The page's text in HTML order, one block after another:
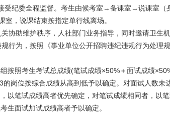
受纪委全程监督。考生由候考室→备课室→说课室
室，说课结束按指定单行线离场。
协助维护秩序，人社部门业务指导，同时邀请卫生
行为，按照《事业单位公开招聘违纪违规行为处理
按照考生考试总成绩(笔试成绩×50%＋面试成绩
岗位按综合成绩从高到低予以确定。对面试人数
以笔试成绩高者优先确定，对笔试成绩相同者，以
生面试加试成绩高者予以确定。